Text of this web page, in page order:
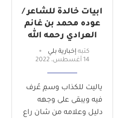
ابيات خالدة للشاعر /
عوده محمد بن غانم
العرادي رحمه الله
كتبهإخبارية بلي
14 أغسطس، 2022
ياليت للكذاب وسمِ عُرف
فيه ويبقى على وجهه
دليل وعلامه من شان راع